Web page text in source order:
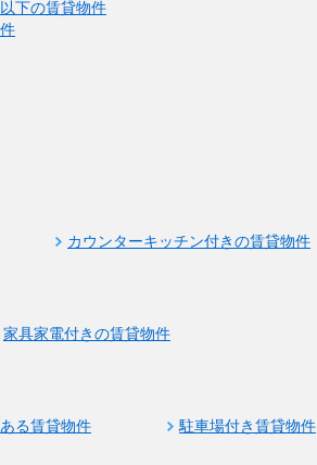
下の賃貸物件
カウンターキッチン付きの賃貸物件
家具家電付きの賃貸物件
る賃貸物件
駐車場付き賃貸物件